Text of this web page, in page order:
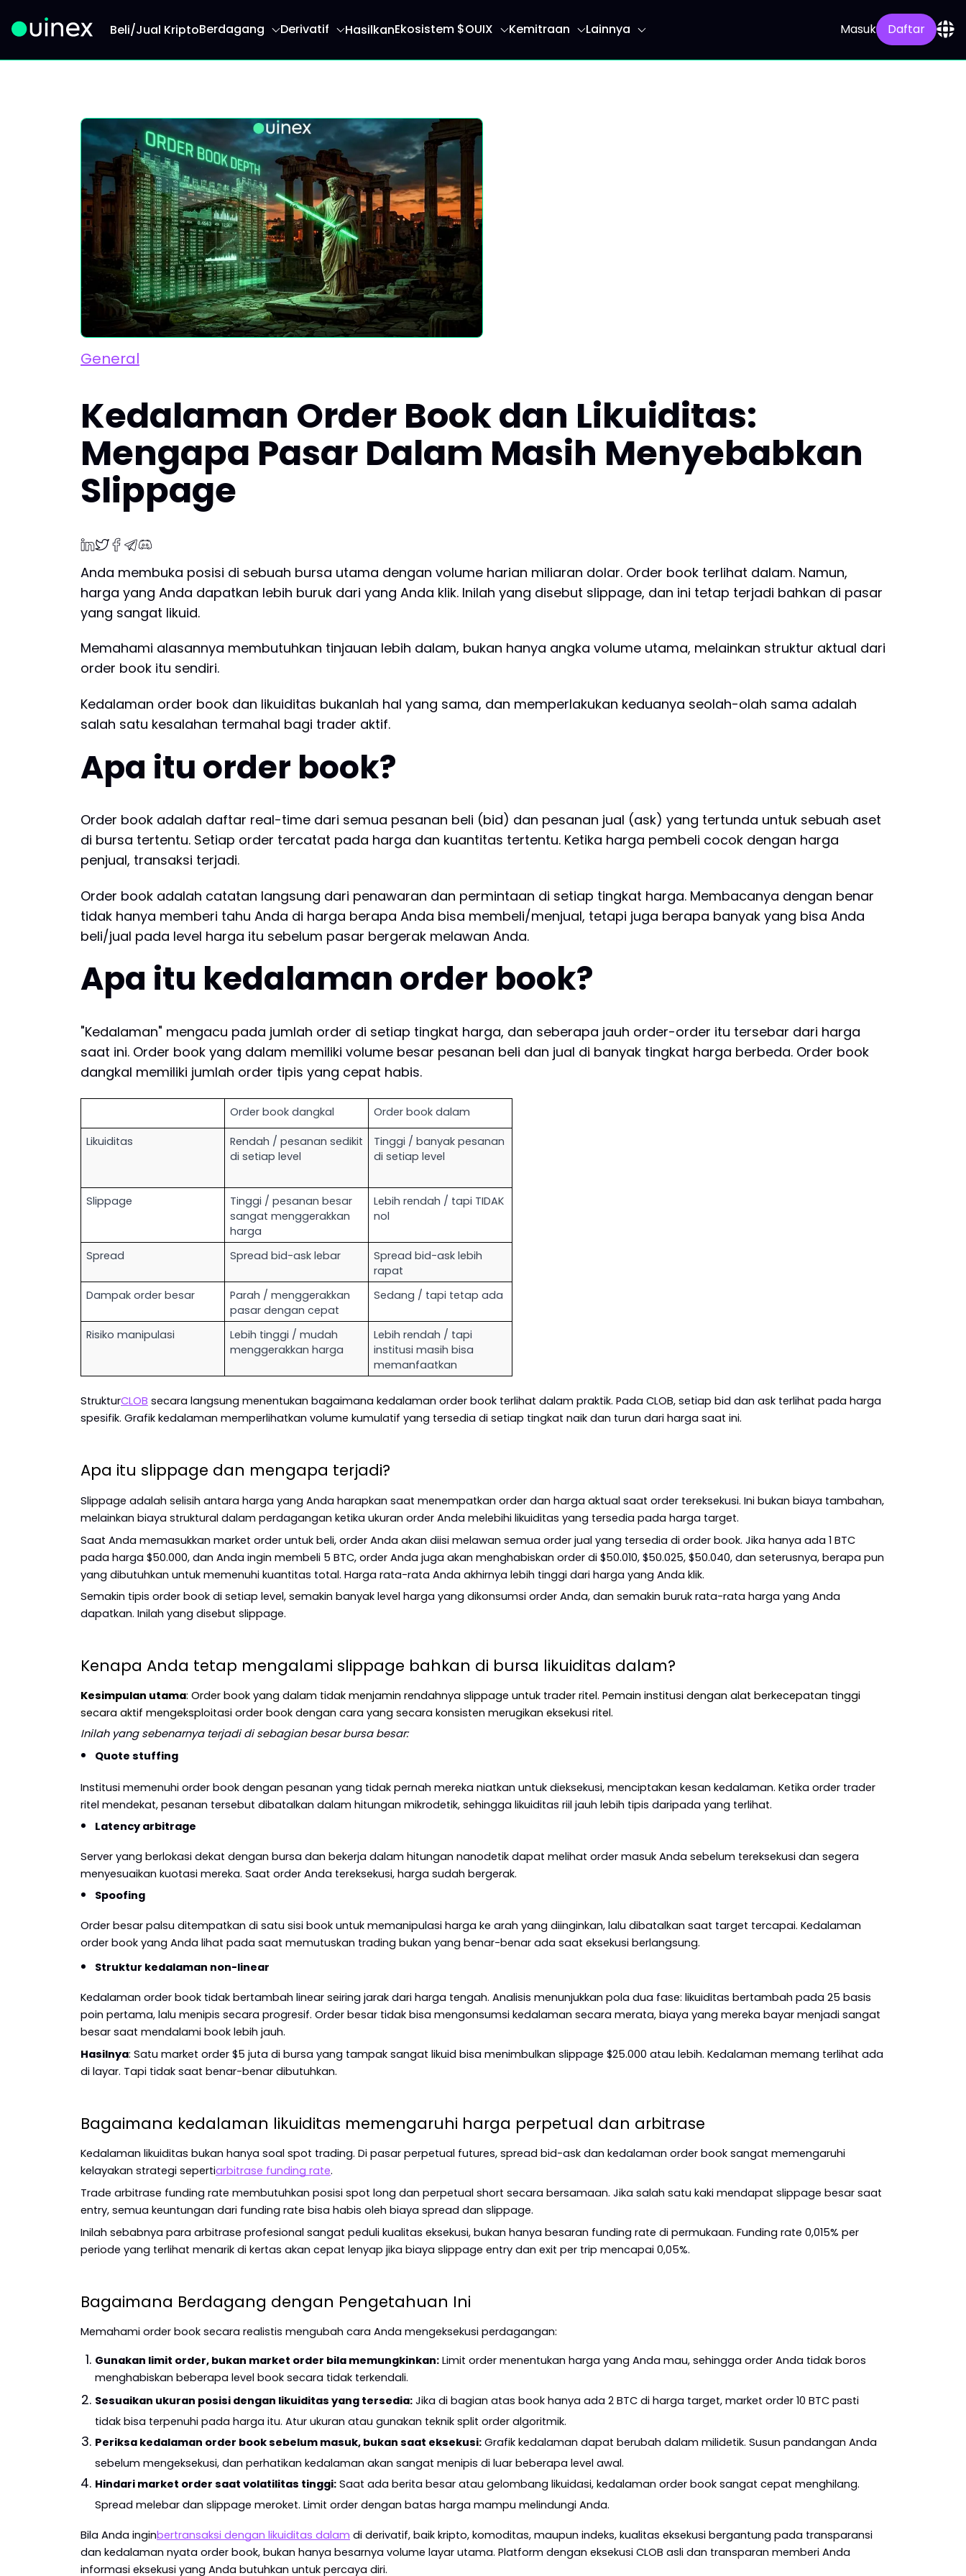
Beli/Jual KriptoBerdagang Derivatif HasilkanEkosistem $OUIX Kemitraan Lainnya Masuk Daftar
General
Kedalaman Order Book dan Likuiditas:
Mengapa Pasar Dalam Masih Menyebabkan
Slippage
Anda membuka posisi di sebuah bursa utama dengan volume harian miliaran dolar. Order book terlihat dalam. Namun,
harga yang Anda dapatkan lebih buruk dari yang Anda klik. Inilah yang disebut slippage, dan ini tetap terjadi bahkan di pasar
yang sangat likuid.
Memahami alasannya membutuhkan tinjauan lebih dalam, bukan hanya angka volume utama, melainkan struktur aktual dari
order book itu sendiri.
Kedalaman order book dan likuiditas bukanlah hal yang sama, dan memperlakukan keduanya seolah-olah sama adalah
salah satu kesalahan termahal bagi trader aktif.
Apa itu order book?
Order book adalah daftar real-time dari semua pesanan beli (bid) dan pesanan jual (ask) yang tertunda untuk sebuah aset
di bursa tertentu. Setiap order tercatat pada harga dan kuantitas tertentu. Ketika harga pembeli cocok dengan harga
penjual, transaksi terjadi.
Order book adalah catatan langsung dari penawaran dan permintaan di setiap tingkat harga. Membacanya dengan benar
tidak hanya memberi tahu Anda di harga berapa Anda bisa membeli/menjual, tetapi juga berapa banyak yang bisa Anda
beli/jual pada level harga itu sebelum pasar bergerak melawan Anda.
Apa itu kedalaman order book?
"Kedalaman" mengacu pada jumlah order di setiap tingkat harga, dan seberapa jauh order-order itu tersebar dari harga
saat ini. Order book yang dalam memiliki volume besar pesanan beli dan jual di banyak tingkat harga berbeda. Order book
dangkal memiliki jumlah order tipis yang cepat habis.
Order book dangkal Order book dalam
Likuiditas
Rendah / pesanan sedikit
di setiap level
Tinggi / banyak pesanan
di setiap level
Slippage
Tinggi / pesanan besar
sangat menggerakkan
harga
Lebih rendah / tapi TIDAK
nol
Spread Spread bid-ask lebar
Spread bid-ask lebih
rapat
Dampak order besar
Parah / menggerakkan
pasar dengan cepat
Sedang / tapi tetap ada
Risiko manipulasi
Lebih tinggi / mudah
menggerakkan harga
Lebih rendah / tapi
institusi masih bisa
memanfaatkan
StrukturCLOB secara langsung menentukan bagaimana kedalaman order book terlihat dalam praktik. Pada CLOB, setiap bid dan ask terlihat pada harga
spesifik. Grafik kedalaman memperlihatkan volume kumulatif yang tersedia di setiap tingkat naik dan turun dari harga saat ini.
Apa itu slippage dan mengapa terjadi?
Slippage adalah selisih antara harga yang Anda harapkan saat menempatkan order dan harga aktual saat order tereksekusi. Ini bukan biaya tambahan,
melainkan biaya struktural dalam perdagangan ketika ukuran order Anda melebihi likuiditas yang tersedia pada harga target.
Saat Anda memasukkan market order untuk beli, order Anda akan diisi melawan semua order jual yang tersedia di order book. Jika hanya ada 1 BTC
pada harga $50.000, dan Anda ingin membeli 5 BTC, order Anda juga akan menghabiskan order di $50.010, $50.025, $50.040, dan seterusnya, berapa pun
yang dibutuhkan untuk memenuhi kuantitas total. Harga rata-rata Anda akhirnya lebih tinggi dari harga yang Anda klik.
Semakin tipis order book di setiap level, semakin banyak level harga yang dikonsumsi order Anda, dan semakin buruk rata-rata harga yang Anda
dapatkan. Inilah yang disebut slippage.
Kenapa Anda tetap mengalami slippage bahkan di bursa likuiditas dalam?
Kesimpulan utama: Order book yang dalam tidak menjamin rendahnya slippage untuk trader ritel. Pemain institusi dengan alat berkecepatan tinggi
secara aktif mengeksploitasi order book dengan cara yang secara konsisten merugikan eksekusi ritel.
Inilah yang sebenarnya terjadi di sebagian besar bursa besar:
Quote stuffing
Institusi memenuhi order book dengan pesanan yang tidak pernah mereka niatkan untuk dieksekusi, menciptakan kesan kedalaman. Ketika order trader
ritel mendekat, pesanan tersebut dibatalkan dalam hitungan mikrodetik, sehingga likuiditas riil jauh lebih tipis daripada yang terlihat.
Latency arbitrage
Server yang berlokasi dekat dengan bursa dan bekerja dalam hitungan nanodetik dapat melihat order masuk Anda sebelum tereksekusi dan segera
menyesuaikan kuotasi mereka. Saat order Anda tereksekusi, harga sudah bergerak.
Spoofing
Order besar palsu ditempatkan di satu sisi book untuk memanipulasi harga ke arah yang diinginkan, lalu dibatalkan saat target tercapai. Kedalaman
order book yang Anda lihat pada saat memutuskan trading bukan yang benar-benar ada saat eksekusi berlangsung.
Struktur kedalaman non-linear
Kedalaman order book tidak bertambah linear seiring jarak dari harga tengah. Analisis menunjukkan pola dua fase: likuiditas bertambah pada 25 basis
poin pertama, lalu menipis secara progresif. Order besar tidak bisa mengonsumsi kedalaman secara merata, biaya yang mereka bayar menjadi sangat
besar saat mendalami book lebih jauh.
Hasilnya: Satu market order $5 juta di bursa yang tampak sangat likuid bisa menimbulkan slippage $25.000 atau lebih. Kedalaman memang terlihat ada
di layar. Tapi tidak saat benar-benar dibutuhkan.
Bagaimana kedalaman likuiditas memengaruhi harga perpetual dan arbitrase
Kedalaman likuiditas bukan hanya soal spot trading. Di pasar perpetual futures, spread bid-ask dan kedalaman order book sangat memengaruhi
kelayakan strategi sepertiarbitrase funding rate.
Trade arbitrase funding rate membutuhkan posisi spot long dan perpetual short secara bersamaan. Jika salah satu kaki mendapat slippage besar saat
entry, semua keuntungan dari funding rate bisa habis oleh biaya spread dan slippage.
Inilah sebabnya para arbitrase profesional sangat peduli kualitas eksekusi, bukan hanya besaran funding rate di permukaan. Funding rate 0,015% per
periode yang terlihat menarik di kertas akan cepat lenyap jika biaya slippage entry dan exit per trip mencapai 0,05%.
Bagaimana Berdagang dengan Pengetahuan Ini
Memahami order book secara realistis mengubah cara Anda mengeksekusi perdagangan:
Gunakan limit order, bukan market order bila memungkinkan: Limit order menentukan harga yang Anda mau, sehingga order Anda tidak boros
menghabiskan beberapa level book secara tidak terkendali.
Sesuaikan ukuran posisi dengan likuiditas yang tersedia: Jika di bagian atas book hanya ada 2 BTC di harga target, market order 10 BTC pasti
tidak bisa terpenuhi pada harga itu. Atur ukuran atau gunakan teknik split order algoritmik.
Periksa kedalaman order book sebelum masuk, bukan saat eksekusi: Grafik kedalaman dapat berubah dalam milidetik. Susun pandangan Anda
sebelum mengeksekusi, dan perhatikan kedalaman akan sangat menipis di luar beberapa level awal.
Hindari market order saat volatilitas tinggi: Saat ada berita besar atau gelombang likuidasi, kedalaman order book sangat cepat menghilang.
Spread melebar dan slippage meroket. Limit order dengan batas harga mampu melindungi Anda.
Bila Anda inginbertransaksi dengan likuiditas dalam di derivatif, baik kripto, komoditas, maupun indeks, kualitas eksekusi bergantung pada transparansi
dan kedalaman nyata order book, bukan hanya besarnya volume layar utama. Platform dengan eksekusi CLOB asli dan transparan memberi Anda
informasi eksekusi yang Anda butuhkan untuk percaya diri.